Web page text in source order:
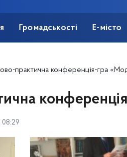
Громадськості Е-місто
практична конференція-гра «Модель Ради
08:29